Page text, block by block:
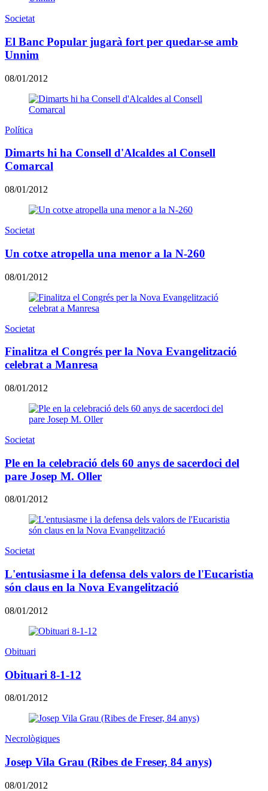
Societat
El Banc Popular jugarà fort per quedar-se amb
Unnim
08/01/2012
Política
Dimarts hi ha Consell d'Alcaldes al Consell
Comarcal
08/01/2012
Societat
Un cotxe atropella una menor a la N-260
08/01/2012
Societat
Finalitza el Congrés per la Nova Evangelització
celebrat a Manresa
08/01/2012
Societat
Ple en la celebració dels 60 anys de sacerdoci del
pare Josep M. Oller
08/01/2012
Societat
L'entusiasme i la defensa dels valors de l'Eucaristia
són claus en la Nova Evangelització
08/01/2012
Obituari
Obituari 8-1-12
08/01/2012
Necrològiques
Josep Vila Grau (Ribes de Freser, 84 anys)
08/01/2012